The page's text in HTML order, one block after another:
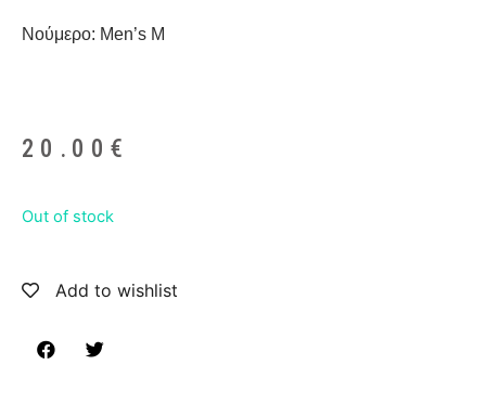
Nούμερο: Men’s M
20.00 €
Out of stock
Add to wishlist